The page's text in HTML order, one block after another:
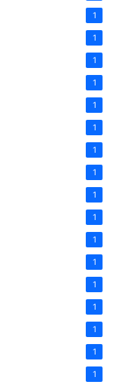
1
1
1
1
1
1
1
1
1
1
1
1
1
1
1
1
1